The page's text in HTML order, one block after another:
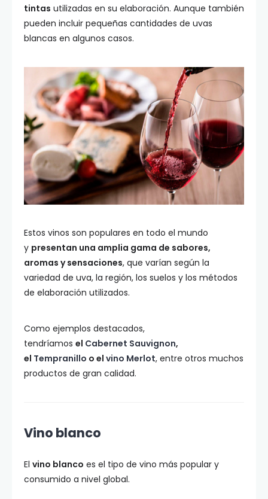
tintas utilizadas en su elaboración. Aunque también
pueden incluir pequeñas cantidades de uvas
blancas en algunos casos.
Estos vinos son populares en todo el mundo
y presentan una amplia gama de sabores,
aromas y sensaciones, que varían según la
variedad de uva, la región, los suelos y los métodos
de elaboración utilizados.
Como ejemplos destacados,
tendríamos el Cabernet Sauvignon,
el Tempranillo o el vino Merlot, entre otros muchos
productos de gran calidad.
Vino blanco
El vino blanco es el tipo de vino más popular y
consumido a nivel global.